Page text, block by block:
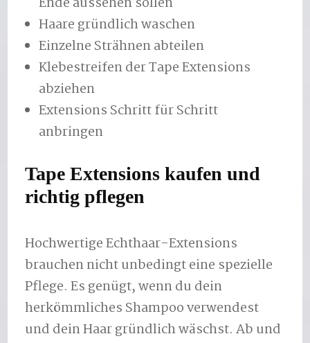
Haare gründlich waschen
Einzelne Strähnen abteilen
Klebestreifen der Tape Extensions
abziehen
Extensions Schritt für Schritt
anbringen
Tape Extensions kaufen und
richtig pflegen
Hochwertige Echthaar-Extensions
brauchen nicht unbedingt eine spezielle
Pflege. Es genügt, wenn du dein
herkömmliches Shampoo verwendest
und dein Haar gründlich wäschst. Ab und